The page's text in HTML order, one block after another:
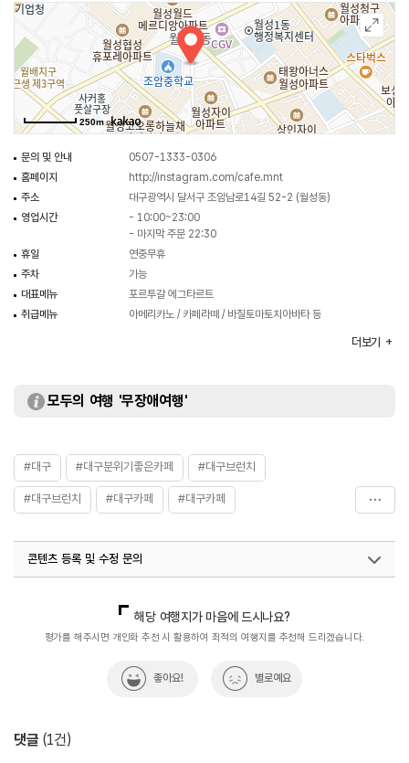
250m
문의 및 안내
0507-1333-0306
홈페이지
http://instagram.com/cafe.mnt
주소
대구광역시 달서구 조암남로14길 52-2 (월성동)
영업시간
- 10:00~23:00
- 마지막 주문 22:30
휴일
연중무휴
주차
가능
대표메뉴
포르투갈 에그타르트
취급메뉴
아메리카노 / 카페라떼 / 바질토마토치아바타 등
더보기
모두의 여행 '무장애여행'
#대구 #대구분위기좋은카페 #대구브런치
#대구브런치 #대구카페 #대구카페
콘텐츠 등록 및 수정 문의
해당 여행지가 마음에 드시나요?
평가를 해주시면 개인화 추천 시 활용하여 최적의 여행지를 추천해 드리겠습니다.
좋아요! 별로예요
댓글 (1건)